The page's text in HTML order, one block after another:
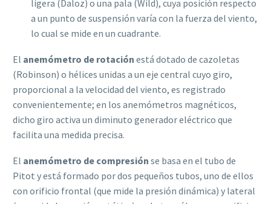
ligera (Daloz) o una pala (Wild), cuya posición respecto
a un punto de suspensión varía con la fuerza del viento,
lo cual se mide en un cuadrante.
El anemómetro de rotación está dotado de cazoletas
(Robinson) o hélices unidas a un eje central cuyo giro,
proporcional a la velocidad del viento, es registrado
convenientemente; en los anemómetros magnéticos,
dicho giro activa un diminuto generador eléctrico que
facilita una medida precisa.
El anemómetro de compresión se basa en el tubo de
Pitot y está formado por dos pequeños tubos, uno de ellos
con orificio frontal (que mide la presión dinámica) y lateral